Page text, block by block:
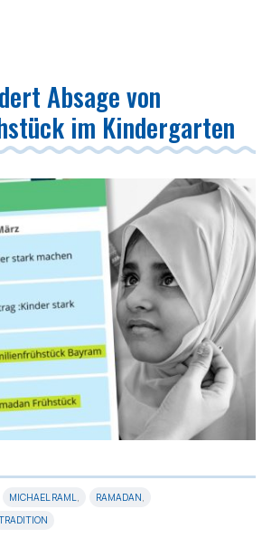
Absage von
im Kindergarten
MICHAEL RAML, RAMADAN,